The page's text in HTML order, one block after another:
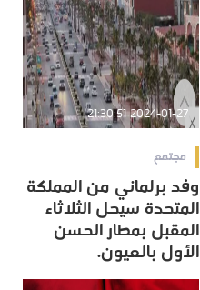
2024-01-27 21:30:51
مجتمع
وفد برلماني من المملكة
المتحدة سيحل الثلاثاء
المقبل بمطار الحسن
الأول بالعيون.